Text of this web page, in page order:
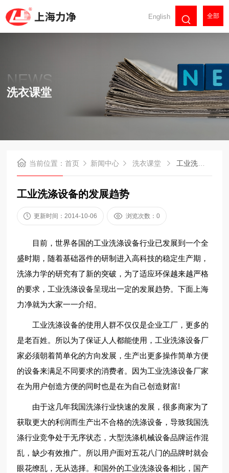
English 全部
NEWS
洗衣课堂
当前位置：首页 新闻中心 洗衣课堂 工业洗涤设备的发展趋势
工业洗涤设备的发展趋势
更新时间：2014-10-06 浏览次数：0
目前，世界各国的工业洗涤设备行业已发展到一个全
盛时期，随着基础器件的研制进入高科技的稳定生产期，
洗涤力学的研究有了新的突破，为了适应环保越来越严格
的要求，工业洗涤设备呈现出一定的发展趋势。下面上海
力净就为大家一一介绍。
工业洗涤设备的使用人群不仅仅是企业工厂，更多的
是老百姓。所以为了保证人人都能使用，工业洗涤设备厂
家必须朝着简单化的方向发展，生产出更多操作简单方便
的设备来满足不同要求的消费者。因为工业洗涤设备厂家
在为用户创造方便的同时也是在为自己创造财富!
由于这几年我国洗涤行业快速的发展，很多商家为了
获取更大的利润而生产出不合格的洗涤设备，导致我国洗
涤行业竞争处于无序状态，大型洗涤机械设备品牌运作混
乱，缺少有效推广。所以用户面对五花八门的品牌时就会
眼花缭乱，无从选择。和国外的工业洗涤设备相比，国产